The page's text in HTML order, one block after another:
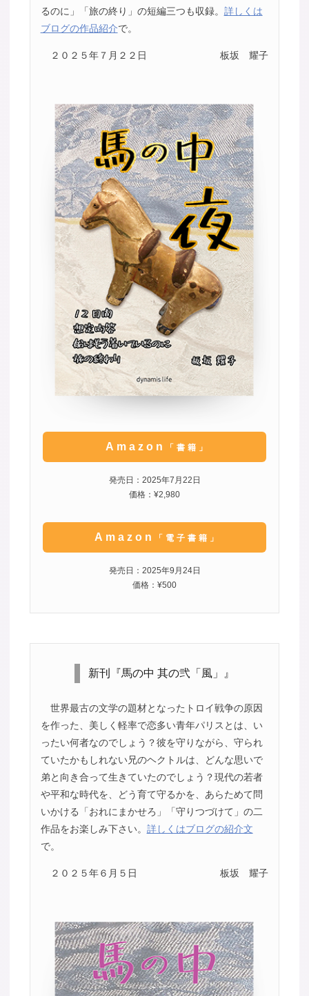
るのに」「旅の終り」の短編三つも収録。 詳しくは
ブログの作品紹介で。
２０２５年７月２２日 板坂 耀子
Amazon 「書籍」
発売日：2025年7月22日
価格：¥2,980
Amazon 「電子書籍」
発売日：2025年9月24日
価格：¥500
新刊『馬の中 其の弐「風」』
世界最古の文学の題材となったトロイ戦争の原因
を作った、美しく軽率で恋多い青年パリスとは、い
ったい何者なのでしょう？彼を守りながら、守られ
ていたかもしれない兄のヘクトルは、どんな思いで
弟と向き合って生きていたのでしょう？現代の若者
や平和な時代を、どう育て守るかを、あらためて問
いかける「おれにまかせろ」「守りつづけて」の二
作品をお楽しみ下さい。 詳しくはブログの紹介文
で。
２０２５年６月５日 板坂 耀子